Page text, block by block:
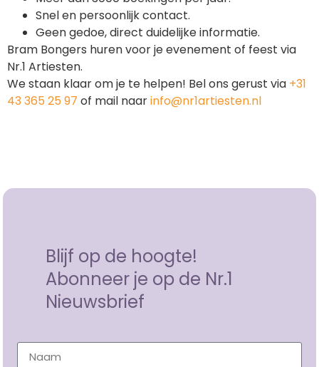
Snel en persoonlijk contact.
Geen gedoe, direct duidelijke informatie.
Bram Bongers huren voor je evenement of feest via
Nr.1 Artiesten.
We staan klaar om je te helpen! Bel ons gerust via +31
43 365 25 97 of mail naarinfo@nr1artiesten.nl
Blijf op de hoogte!
Abonneer je op de Nr.1
Nieuwsbrief